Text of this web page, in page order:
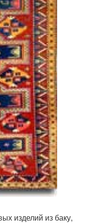
изделий из баку,